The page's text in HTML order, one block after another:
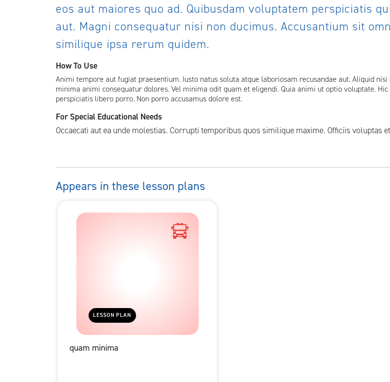
eos aut maiores quo ad. Quibusdam voluptatem perspiciatis
aut. Magni consequatur nisi non ducimus. Accusantium sit
similique ipsa rerum quidem.
How To Use
Animi tempore aut fugiat praesentium. Iusto natus soluta atque laboriosam recusandae aut. Aliquid
minima animi consequatur dolores. Vel minima odit quam et eligendi. Quia animi ut optio voluptate.
perspiciatis libero porro. Non porro accusamus dolore est.
For Special Educational Needs
Occaecati aut ea unde molestias. Corrupti temporibus quos similique maxime. Officiis voluptas
Appears in these lesson plans
LESSON PLAN
quam minima